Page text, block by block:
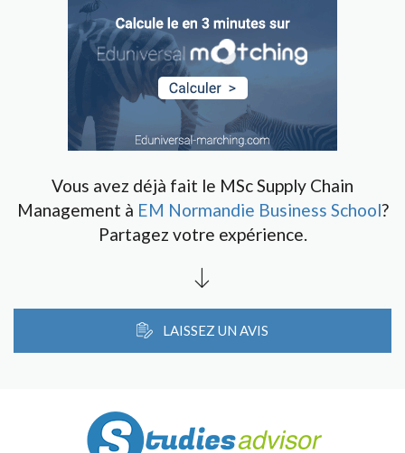
Vous avez déjà fait le MSc Supply Chain
Management à EM Normandie Business School?
Partagez votre expérience.
LAISSEZ UN AVIS